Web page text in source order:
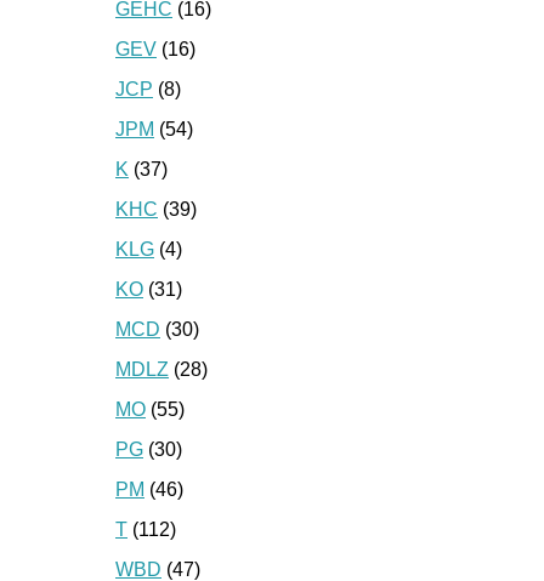
GEHC (16)
GEV (16)
JCP (8)
JPM (54)
K (37)
KHC (39)
KLG (4)
KO (31)
MCD (30)
MDLZ (28)
MO (55)
PG (30)
PM (46)
T (112)
WBD (47)